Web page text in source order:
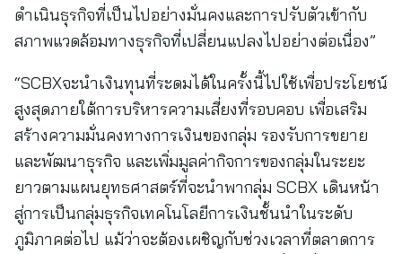
ดำเนินธุรกิจที่เป็นไปอย่างมั่นคงและการปรับตัวเข้ากับ
สภาพแวดล้อมทางธุรกิจที่เปลี่ยนแปลงไปอย่างต่อเนื่อง”
“SCBXจะนำเงินทุนที่ระดมได้ในครั้งนี้ไปใช้เพื่อประโยชน์
สูงสุดภายใต้การบริหารความเสี่ยงที่รอบคอบ เพื่อเสริม
สร้างความมั่นคงทางการเงินของกลุ่ม รองรับการขยาย
และพัฒนาธุรกิจ และเพิ่มมูลค่ากิจการของกลุ่มในระยะ
ยาวตามแผนยุทธศาสตร์ที่จะนำพากลุ่ม SCBX เดินหน้า
สู่การเป็นกลุ่มธุรกิจเทคโนโลยีการเงินชั้นนำในระดับ
ภูมิภาคต่อไป แม้ว่าจะต้องเผชิญกับช่วงเวลาที่ตลาดการ